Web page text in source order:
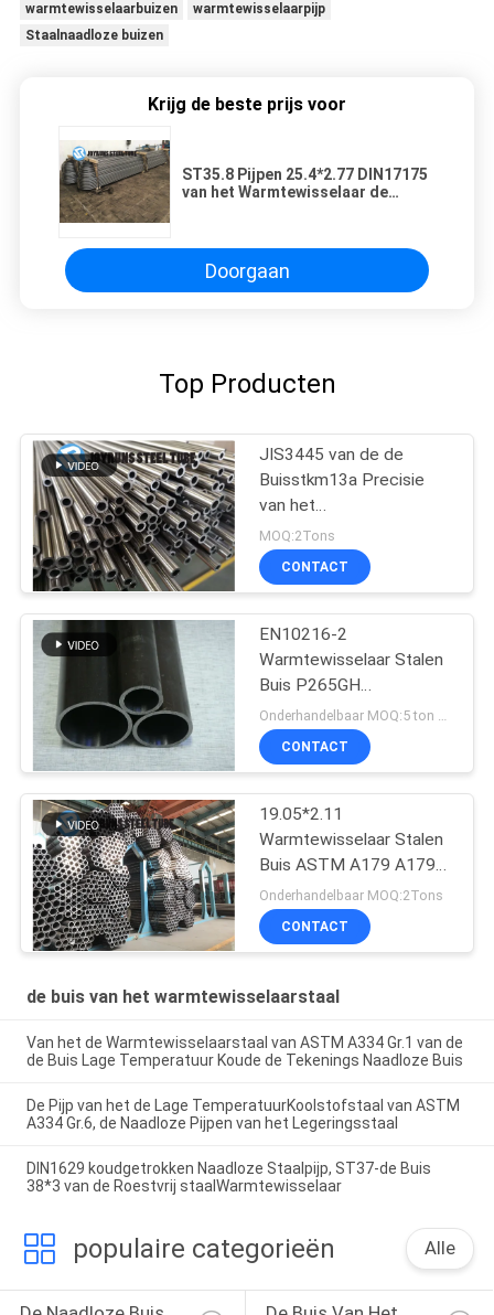
warmtewisselaarbuizen
warmtewisselaarpijp
Staalnaadloze buizen
Krijg de beste prijs voor
ST35.8 Pijpen 25.4*2.77 DIN17175
van het Warmtewisselaar de
Doorgaan
Top Producten
JIS3445 van de de
Buisstkm13a Precisie
van het
Warmtewisselaarstaal
Koudgetrokken Naadloze
het Roestvrije staalbuis
MOQ:2Tons
CONTACT
EN10216-2
Warmtewisselaar Stalen
Buis P265GH
Koudtrekken
CONTACT
19.05*2.11
Warmtewisselaar Stalen
Buis ASTM A179 A179M
19
Onderhandelbaar MOQ:2Tons
CONTACT
de buis van het warmtewisselaarstaal
Van het de Warmtewisselaarstaal van ASTM A334 Gr.1 van de
de Buis Lage Temperatuur Koude de Tekenings Naadloze Buis
De Pijp van het de Lage TemperatuurKoolstofstaal van ASTM
A334 Gr.6, de Naadloze Pijpen van het Legeringsstaal
DIN1629 koudgetrokken Naadloze Staalpijp, ST37-de Buis
38*3 van de Roestvrij staalWarmtewisselaar
populaire categorieën Alle